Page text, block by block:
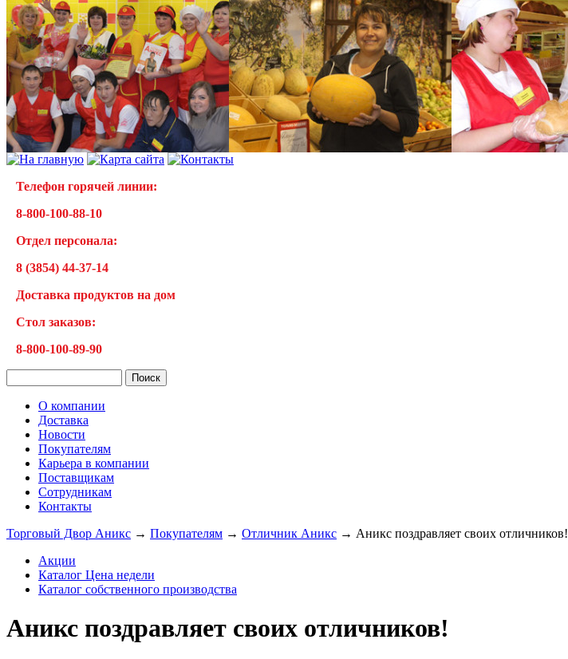
Телефон горячей линии:
8-800-100-88-10
Отдел персонала:
8 (3854) 44-37-14
Доставка продуктов на дом
Cтол заказов:
8-800-100-89-90
О компании
Доставка
Новости
Покупателям
Карьера в компании
Поставщикам
Сотрудникам
Контакты
Торговый Двор Аникс → Покупателям → Отличник Аникс → Аникс поздравляет своих отличников!
Акции
Каталог Цена недели
Каталог собственного производства
Аникс поздравляет своих отличников!